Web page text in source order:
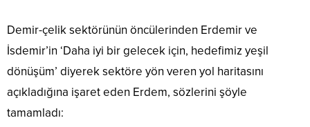
Demir-çelik sektörünün öncülerinden Erdemir ve
İsdemir’in ‘Daha iyi bir gelecek için, hedefimiz yeşil
dönüşüm’ diyerek sektöre yön veren yol haritasını
açıkladığına işaret eden Erdem, sözlerini şöyle
tamamladı: